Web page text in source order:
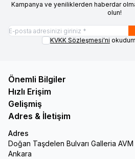
Kampanya ve yeniliklerden haberdar
olun!
KVKK Sözleşmesi'ni
Önemli Bilgiler
Hızlı Erişim
Gelişmiş
Adres & İletişim
Adres
Doğan Taşdelen Bulvarı Galleria
Ankara